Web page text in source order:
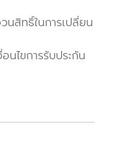
นสิทธิ์ในการเปลี่ยน
นไขการรับประกัน